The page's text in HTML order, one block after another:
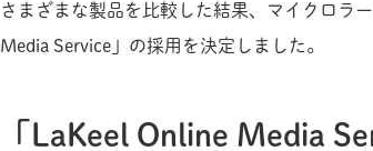
さまざまな製品を比較した結果、マイクロラ
Media Service」の採用を決定しました。
「LaKeel Online Media